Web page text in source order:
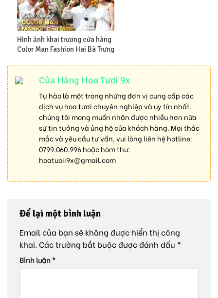
Hình ảnh khai trương cửa hàng
Color Man Fashion Hai Bà Trưng
Cửa Hàng Hoa Tươi 9x
Tự hào là một trong những đơn vị cung cấp các
dịch vụ hoa tươi chuyên nghiệp và uy tín nhất,
chúng tôi mong muốn nhận được nhiều hơn nữa
sự tin tưởng và ủng hộ của khách hàng. Mọi thắc
mắc và yêu cầu tư vấn, vui lòng liên hệ hotline:
0799.060.996hoặc hòm thư:
hoatuoii9x@gmail.com
Để lại một bình luận
Email của bạn sẽ không được hiển thị công
khai. Các trường bắt buộc được đánh dấu *
Bình luận*